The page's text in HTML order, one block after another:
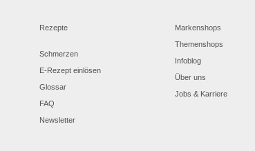
Rezepte
Schmerzen
E-Rezept einlösen
Glossar
FAQ
Newsletter
Markenshops
Themenshops
Infoblog
Über uns
Jobs & Karriere